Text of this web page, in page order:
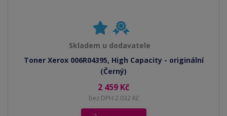
Skladem u dodavatele
Toner Xerox 006R04395, High Capacity - originální
(Černý)
2 459 Kč
bez DPH 2 032 Kč